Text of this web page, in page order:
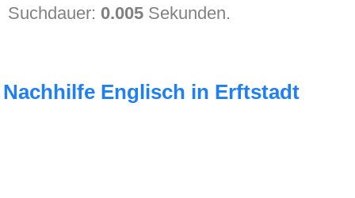
Suchdauer: 0.005 Sekunden.
Nachhilfe Englisch in Erftstadt